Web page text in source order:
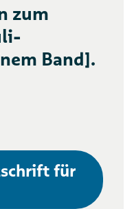
zum
Band].
für